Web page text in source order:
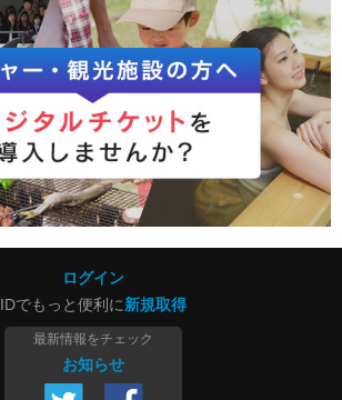
ログイン
IDでもっと便利に新規取得
最新情報をチェック
お知らせ